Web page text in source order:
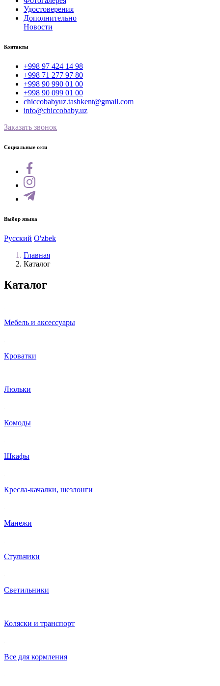
Удостоверения
Дополнительно
Новости
Контакты
+998 97 424 14 98
+998 71 277 97 80
+998 90 990 01 00
+998 90 099 01 00
chiccobabyuz.tashkent@gmail.com
info@chiccobaby.uz
Заказать звонок
Социальные сети
Выбор языка
Русский O'zbek
Главная
Каталог
Каталог
Мебель и аксессуары
Кроватки
Люльки
Комоды
Шкафы
Кресла-качалки, шезлонги
Манежи
Стульчики
Светильники
Коляски и транспорт
Все для кормления